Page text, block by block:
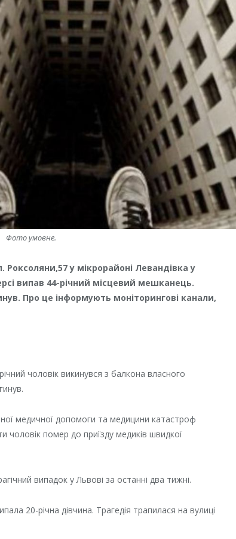
Фото умовне.
Роксоляни,57 у мікрорайоні Левандівка у
випав 44-річний місцевий мешканець.
Про це інформують моніторингові канали,
чоловік викинувся з балкона власного
медичної допомоги та медицини катастроф
чоловік помер до приїзду медиків швидкої
випадок у Львові за останні два тижні.
20-річна дівчина. Трагедія трапилася на вулиці